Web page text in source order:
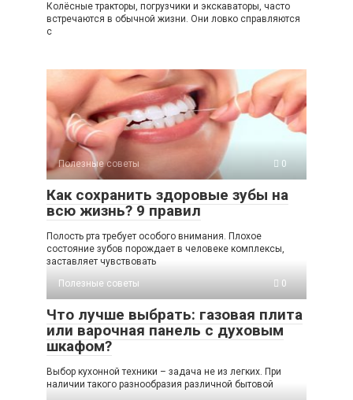
Колёсные тракторы, погрузчики и экскаваторы, часто
встречаются в обычной жизни. Они ловко справляются
с
Полезные советы 0
Как сохранить здоровые зубы на
всю жизнь? 9 правил
Полость рта требует особого внимания. Плохое
состояние зубов порождает в человеке комплексы,
заставляет чувствовать
Полезные советы
0
Что лучше выбрать: газовая плита
или варочная панель с духовым
шкафом?
Выбор кухонной техники – задача не из легких. При
наличии такого разнообразия различной бытовой